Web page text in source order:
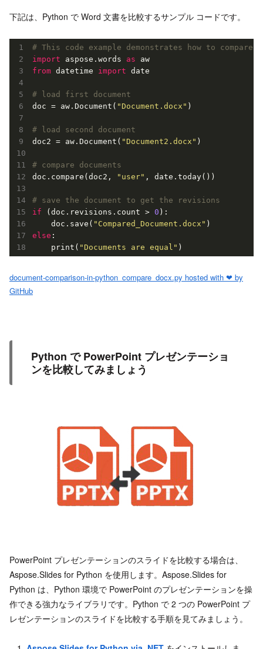
下記は、Python で Word 文書を比較するサンプル コードです。
# This code example demonstrates how to
import aspose.words as
from datetime import date
# load first document
doc = aw.Document( "Document.docx" )
# load second document
doc2 = aw.Document( "Document2.docx" )
# compare documents
doc.compare(doc2,
"user" , date.today())
# save the document to get the revisions
if (doc.revisions.count > 0 ):
    doc.save(
"Compared_Document.docx"
else :
    print(
"Documents are equal" )
document-comparison-in-python_compare_docx.py hosted with ❤ by
GitHub
Python で PowerPoint プレゼンテーショ
ンを比較してみましょう
PowerPoint プレゼンテーションのスライドを比較する場合は、
Aspose.Slides for Python を使用します。Aspose.Slides for
Python は、Python 環境で PowerPoint のプレゼンテーションを操
作できる強力なライブラリです。Python で 2 つの PowerPoint プ
レゼンテーションのスライドを比較する手順を見てみましょう。